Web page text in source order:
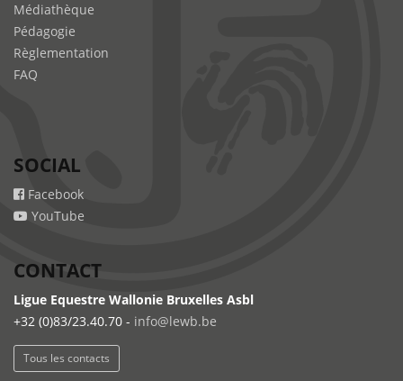
Médiathèque
Pédagogie
Règlementation
FAQ
SOCIAL
Facebook
YouTube
CONTACT
Ligue Equestre Wallonie Bruxelles Asbl
+32 (0)83/23.40.70 - info@lewb.be
Tous les contacts